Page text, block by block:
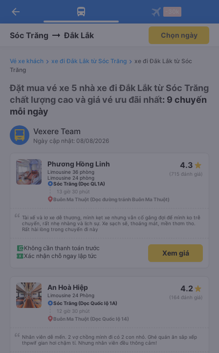
Tải app Vexere ngay!
Nhận ưu đãi thành viên độc
Mở app
Tải app Vexere
-30k/ghế khi đặt vé máy bay qua
Mở app
arrow_back
Sóc Trăng Đắk Lắk Chọn ngày
Vé xe khách xe đi Đắk Lắk từ Sóc Trăng
xe đi Đắk Lắk từ Sóc
Trăng
Đặt mua vé xe 5 nhà xe đi Đắk Lắk từ Sóc Trăng
chất lượng cao và giá vé ưu đãi nhất: 9 chuyến
mỗi ngày
Vexere Team
Ngày cập nhật: 08/08/2026
Phương Hồng Linh
Limousine 36 phòng
Limousine 24 phòng
4.3
(715 đánh giá)
Sóc Trăng (Dọc QL1A)
13 giờ 30 phút
Buôn Ma Thuột (Dọc đường tránh Buôn Ma Thuột)
Tài xế và lơ xe dễ thương, mình kẹt xe nhưng vẫn cố gắng đợi để mình ko trễ
chuyến, rất nhẹ nhàng và lịch sự. Xe sạch sẽ, thoáng mát, mền thơm tho.
Rất hài lòng trong chuyến đi này
Không cần thanh toán trước
Xác nhận chỗ ngay lập tức
Xem giá
An Hoà Hiệp
Limousine 24 Phòng
4.2
(164 đánh giá)
Sóc Trăng (Dọc Quốc lộ 1A)
12 giờ 30 phút
Buôn Ma Thuột (Dọc Quốc lộ 14)
Nhân viên dễ mến. 2 vợ chồng mình đi có 2 con nhỏ. Ghé quán ăn sắp xếp
thpwif gian hơi chậm tí. Nhưng nhân viên đều thông cảm!